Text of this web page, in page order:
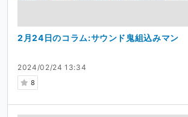
2024/02/24 13:34
8
2月24日のコラム:サウンド鬼組込みマン